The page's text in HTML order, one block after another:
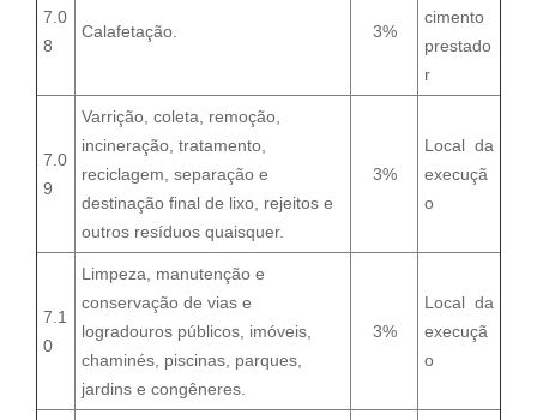
7.0
8
Calafetação. 3%
cimento
prestado
r
7.0
9
Varrição, coleta, remoção,
incineração, tratamento,
reciclagem, separação e
destinação final de lixo, rejeitos e
outros resíduos quaisquer.
3%
Local da
execuçã
o
7.1
0
Limpeza, manutenção e
conservação de vias e
logradouros públicos, imóveis,
chaminés, piscinas, parques,
jardins e congêneres.
3%
Local da
execuçã
o